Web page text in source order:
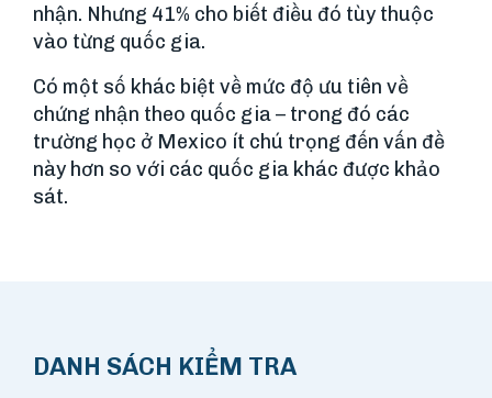
nhận. Nhưng 41% cho biết điều đó tùy thuộc
vào từng quốc gia.
Có một số khác biệt về mức độ ưu tiên về
chứng nhận theo quốc gia – trong đó các
trường học ở Mexico ít chú trọng đến vấn đề
này hơn so với các quốc gia khác được khảo
sát.
DANH SÁCH KIỂM TRA